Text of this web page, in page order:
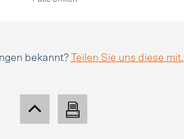
bekannt? Teilen Sie uns diese mit.